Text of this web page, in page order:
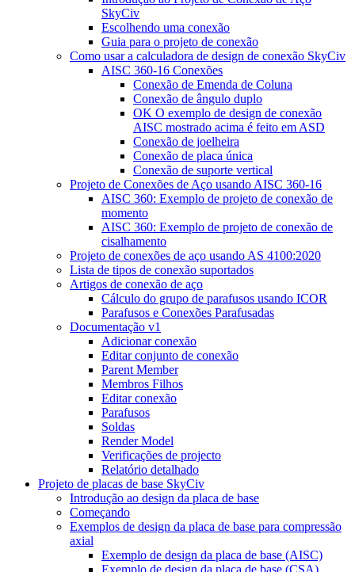
SkyCiv
Escolhendo uma conexão
Guia para o projeto de conexão
Como usar a calculadora de design de conexão SkyCiv
AISC 360-16 Conexões
Conexão de Emenda de Coluna
Conexão de ângulo duplo
OK O exemplo de design de conexão
AISC mostrado acima é feito em ASD
Conexão de joelheira
Conexão de placa única
Conexão de suporte vertical
Projeto de Conexões de Aço usando AISC 360-16
AISC 360: Exemplo de projeto de conexão de
momento
AISC 360: Exemplo de projeto de conexão de
cisalhamento
Projeto de conexões de aço usando AS 4100:2020
Lista de tipos de conexão suportados
Artigos de conexão de aço
Cálculo do grupo de parafusos usando ICOR
Parafusos e Conexões Parafusadas
Documentação v1
Adicionar conexão
Editar conjunto de conexão
Parent Member
Membros Filhos
Editar conexão
Parafusos
Soldas
Render Model
Verificações de projecto
Relatório detalhado
Projeto de placas de base SkyCiv
Introdução ao design da placa de base
Começando
Exemplos de design da placa de base para compressão
axial
Exemplo de design da placa de base (AISC)